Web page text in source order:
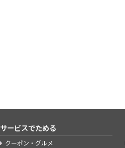
サービスでためる
クーポン・グルメ